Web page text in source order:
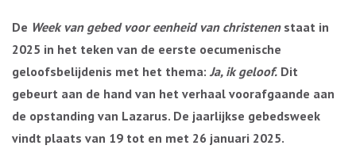
De Week van gebed voor eenheid van christenen staat in
2025 in het teken van de eerste oecumenische
geloofsbelijdenis met het thema: Ja, ik geloof. Dit
gebeurt aan de hand van het verhaal voorafgaande aan
de opstanding van Lazarus. De jaarlijkse gebedsweek
vindt plaats van 19 tot en met 26 januari 2025.